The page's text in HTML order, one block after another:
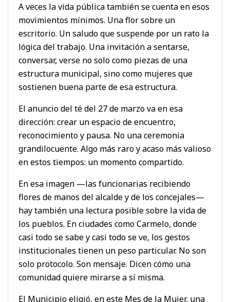
A veces la vida pública también se cuenta en esos
movimientos mínimos. Una flor sobre un
escritorio. Un saludo que suspende por un rato la
lógica del trabajo. Una invitación a sentarse,
conversar, verse no solo como piezas de una
estructura municipal, sino como mujeres que
sostienen buena parte de esa estructura.
El anuncio del té del 27 de marzo va en esa
dirección: crear un espacio de encuentro,
reconocimiento y pausa. No una ceremonia
grandilocuente. Algo más raro y acaso más valioso
en estos tiempos: un momento compartido.
En esa imagen —las funcionarias recibiendo
flores de manos del alcalde y de los concejales—
hay también una lectura posible sobre la vida de
los pueblos. En ciudades como Carmelo, donde
casi todo se sabe y casi todo se ve, los gestos
institucionales tienen un peso particular. No son
solo protocolo. Son mensaje. Dicen cómo una
comunidad quiere mirarse a sí misma.
El Municipio eligió, en este Mes de la Mujer, una